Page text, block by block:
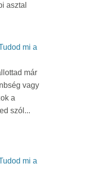
asztal
mi a
már
vagy
a
szól...
mi a